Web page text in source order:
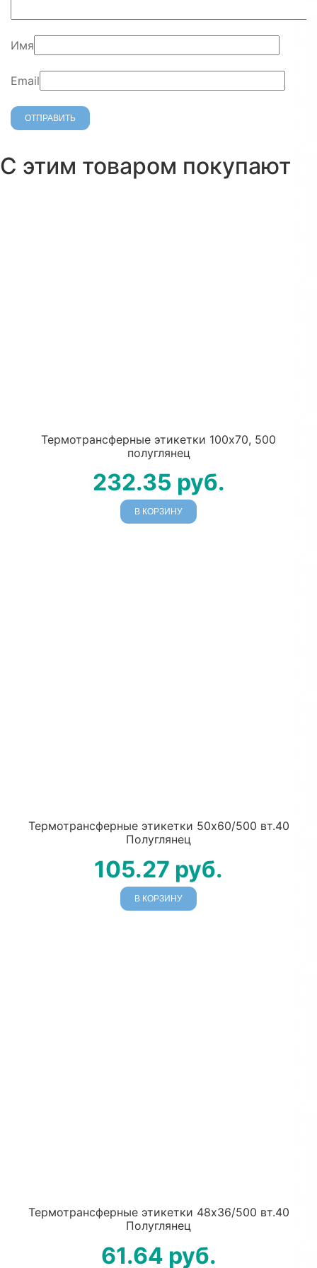
Имя
Email
С этим товаром покупают
Термотрансферные этикетки 100х70, 500
полуглянец
232.35 руб.
В КОРЗИНУ
Термотрансферные этикетки 50х60/500 вт.40
Полуглянец
105.27 руб.
В КОРЗИНУ
Термотрансферные этикетки 48х36/500 вт.40
Полуглянец
61.64 руб.